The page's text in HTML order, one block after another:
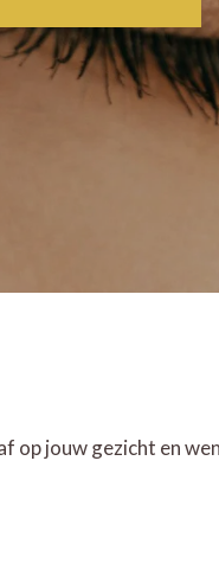
op jouw gezicht en